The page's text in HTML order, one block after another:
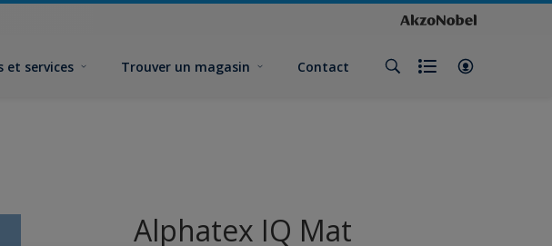
et services Trouver un magasin Contact
Alphatex IQ Mat